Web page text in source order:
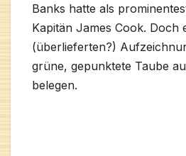
Banks hatte als
Kapitän James Cook. Doch
(überlieferten?)
grüne, gepunktete Taube
belegen.